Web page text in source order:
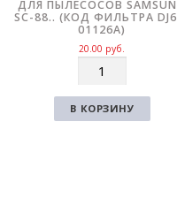
ДЛЯ ПЫЛЕСОСОВ
SC-88.. (КОД ФИЛЬТРА
01126A)
20.00 руб.
л
и
В КОРЗИНУ